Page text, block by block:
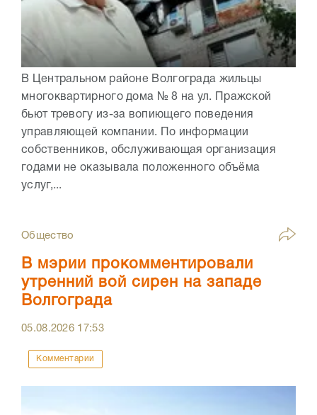
В Центральном районе Волгограда жильцы
многоквартирного дома № 8 на ул. Пражской
бьют тревогу из-за вопиющего поведения
управляющей компании. По информации
собственников, обслуживающая организация
годами не оказывала положенного объёма
услуг,...
Общество
В мэрии прокомментировали
утренний вой сирен на западе
Волгограда
05.08.2026 17:53
Комментарии